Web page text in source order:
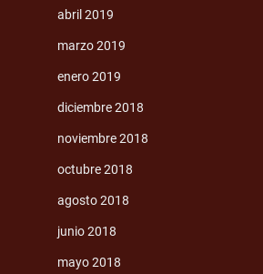
abril 2019
marzo 2019
enero 2019
diciembre 2018
noviembre 2018
octubre 2018
agosto 2018
junio 2018
mayo 2018